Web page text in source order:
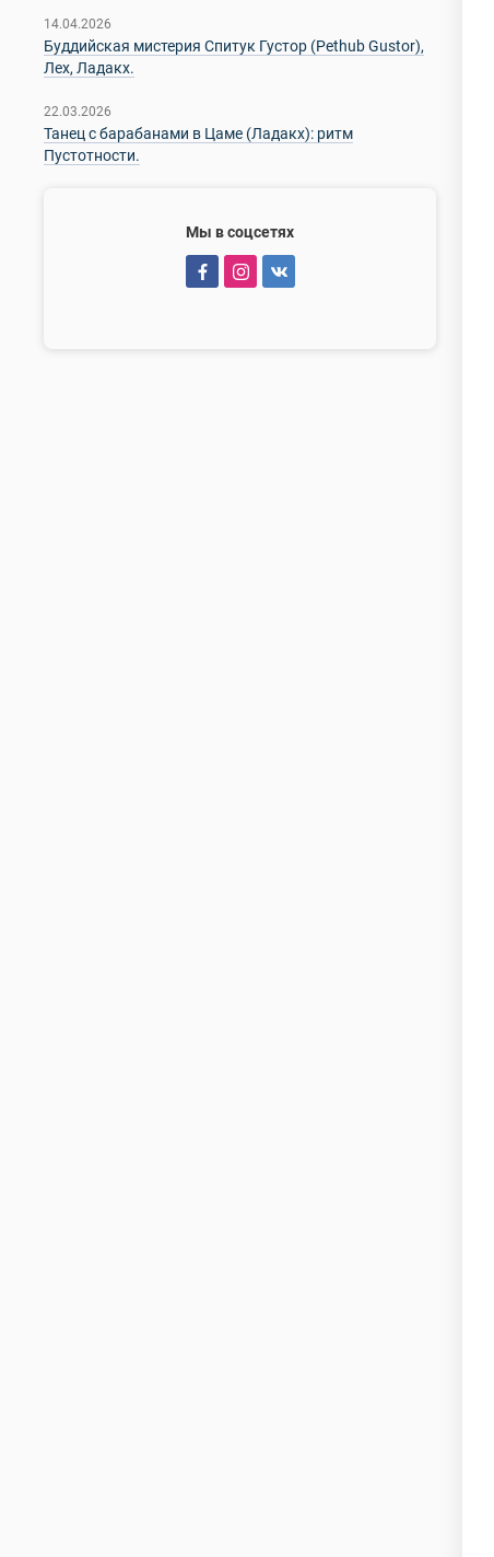
14.04.2026
Буддийская мистерия Спитук Густор (Pethub Gustor),
Лех, Ладакх.
22.03.2026
Танец с барабанами в Цаме (Ладакх): ритм
Пустотности.
Мы в соцсетях